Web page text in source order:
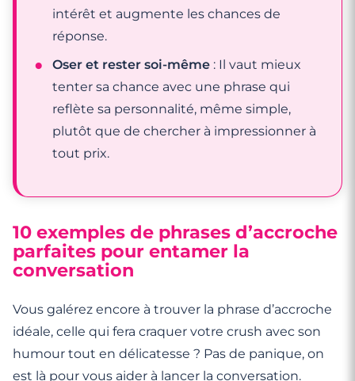
intérêt et augmente les chances de
réponse.
Oser et rester soi-même: Il vaut mieux
tenter sa chance avec une phrase qui
reflète sa personnalité, même simple,
plutôt que de chercher à impressionner à
tout prix.
10 exemples de phrases d’accroche
parfaites pour entamer la
conversation
Vous galérez encore à trouver la phrase d’accroche
idéale, celle qui fera craquer votre crush avec son
humour tout en délicatesse ? Pas de panique, on
est là pour vous aider à lancer la conversation.